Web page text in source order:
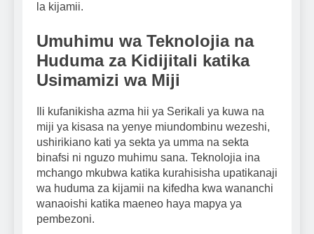
la kijamii.
Umuhimu wa Teknolojia na
Huduma za Kidijitali katika
Usimamizi wa Miji
Ili kufanikisha azma hii ya Serikali ya kuwa na
miji ya kisasa na yenye miundombinu wezeshi,
ushirikiano kati ya sekta ya umma na sekta
binafsi ni nguzo muhimu sana. Teknolojia ina
mchango mkubwa katika kurahisisha upatikanaji
wa huduma za kijamii na kifedha kwa wananchi
wanaoishi katika maeneo haya mapya ya
pembezoni.